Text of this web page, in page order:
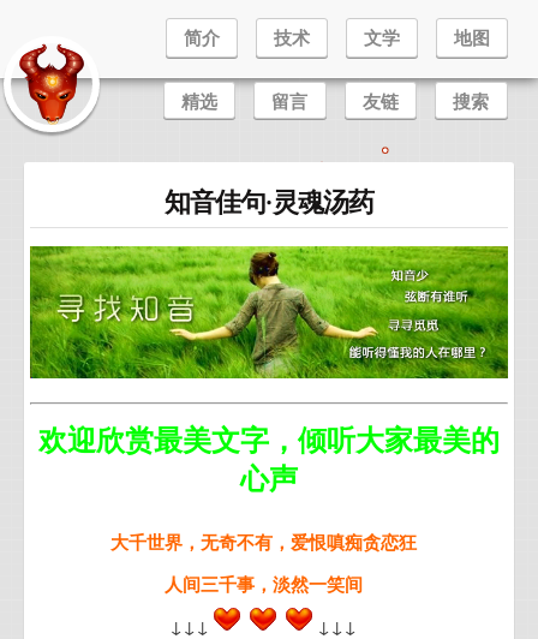
地图
文学
技术
简介
搜索
友链
留言
精选
知音佳句·灵魂汤药
欢迎欣赏最美文字，倾听大家最美的
心声
大千世界，无奇不有，爱恨嗔痴贪恋狂
人间三千事，淡然一笑间
↓↓↓
↓↓↓